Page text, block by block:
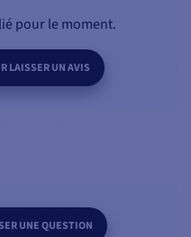
pour le moment.
LAISSER UN AVIS
UNE QUESTION